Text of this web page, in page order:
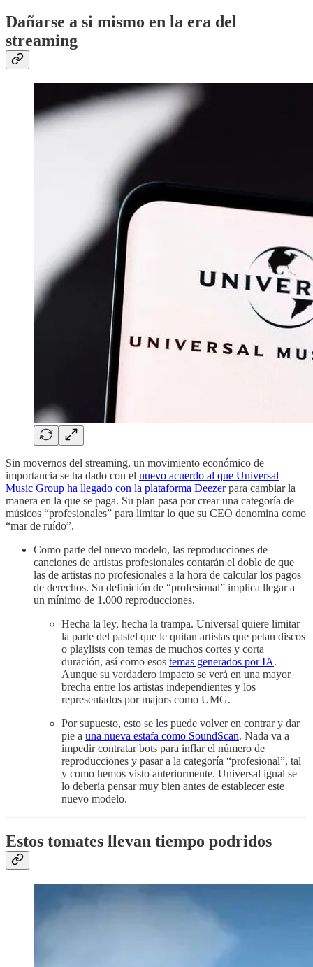
Dañarse a si mismo en la era del
streaming
Sin movernos del streaming, un movimiento económico de
importancia se ha dado con el nuevo acuerdo al que Universal
Music Group ha llegado con la plataforma Deezerpara cambiar la
manera en la que se paga. Su plan pasa por crear una categoría de
músicos “profesionales” para limitar lo que su CEO denomina como
“mar de ruído”.
Como parte del nuevo modelo, las reproducciones de
canciones de artistas profesionales contarán el doble de que
las de artistas no profesionales a la hora de calcular los pagos
de derechos. Su definición de “profesional” implica llegar a
un mínimo de 1.000 reproducciones.
Hecha la ley, hecha la trampa. Universal quiere limitar
la parte del pastel que le quitan artistas que petan discos
o playlists con temas de muchos cortes y corta
duración, así como esos temas generados por IA.
Aunque su verdadero impacto se verá en una mayor
brecha entre los artistas independientes y los
representados por majors como UMG.
Por supuesto, esto se les puede volver en contrar y dar
pie a una nueva estafa como SoundScan. Nada va a
impedir contratar bots para inflar el número de
reproducciones y pasar a la categoría “profesional”, tal
y como hemos visto anteriormente. Universal igual se
lo debería pensar muy bien antes de establecer este
nuevo modelo.
Estos tomates llevan tiempo podridos